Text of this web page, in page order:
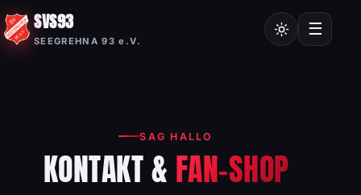
SVS93
SEEGREHNA 93 e.V.
Chroniken
Burgstalllauf
☰
SAG HALLO
KONTAKT & FAN-SHOP